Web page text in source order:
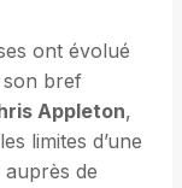
ont évolué
son bref
Appleton,
limites d’une
de